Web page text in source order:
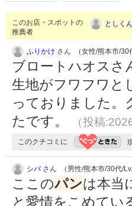
このお店・スポットの
推薦者
としくん
ふりかけ さん （女性/熊本市/30
ブロートハオスさ
生地がフワフワと
っておりました。
たです。
（投稿
このクチコミに
シバさん （男性/熊本市/30代/
ここのパンは本当
と愛情をこめてい